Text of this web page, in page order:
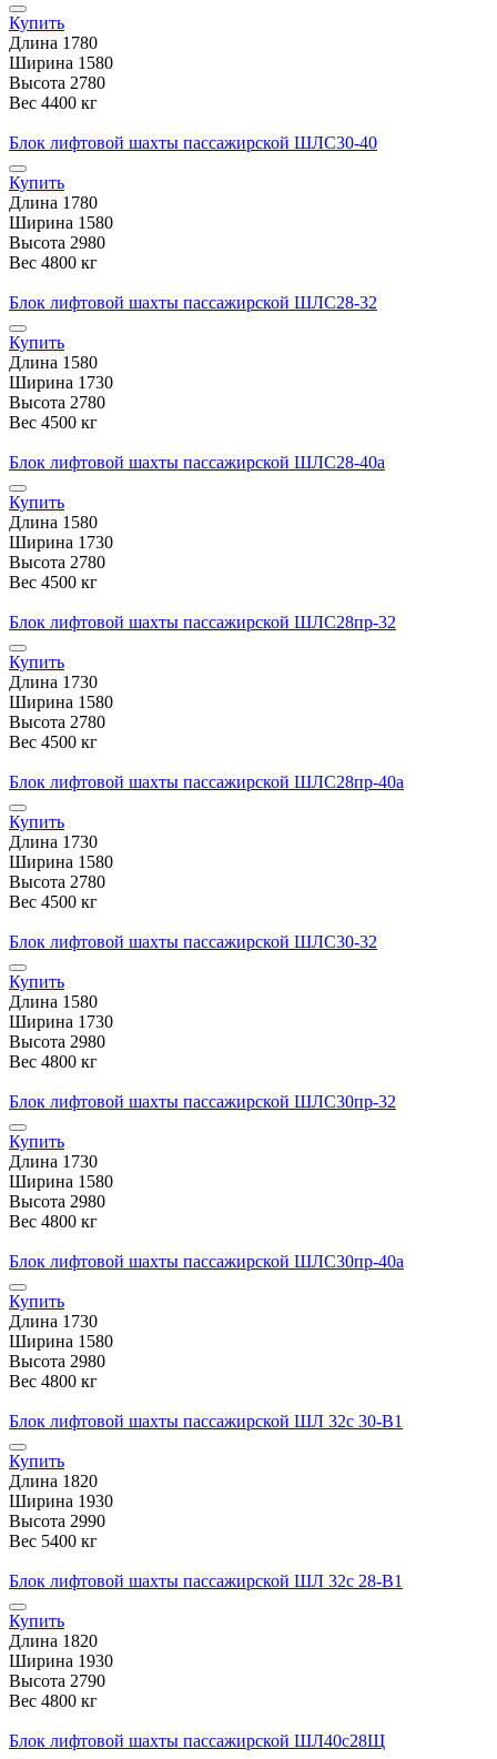
Купить
Длина 1780
Ширина 1580
Высота 2780
Вес 4400 кг
Блок лифтовой шахты пассажирской ШЛС30-40
Купить
Длина 1780
Ширина 1580
Высота 2980
Вес 4800 кг
Блок лифтовой шахты пассажирской ШЛС28-32
Купить
Длина 1580
Ширина 1730
Высота 2780
Вес 4500 кг
Блок лифтовой шахты пассажирской ШЛС28-40а
Купить
Длина 1580
Ширина 1730
Высота 2780
Вес 4500 кг
Блок лифтовой шахты пассажирской ШЛС28пр-32
Купить
Длина 1730
Ширина 1580
Высота 2780
Вес 4500 кг
Блок лифтовой шахты пассажирской ШЛС28пр-40а
Купить
Длина 1730
Ширина 1580
Высота 2780
Вес 4500 кг
Блок лифтовой шахты пассажирской ШЛС30-32
Купить
Длина 1580
Ширина 1730
Высота 2980
Вес 4800 кг
Блок лифтовой шахты пассажирской ШЛС30пр-32
Купить
Длина 1730
Ширина 1580
Высота 2980
Вес 4800 кг
Блок лифтовой шахты пассажирской ШЛС30пр-40а
Купить
Длина 1730
Ширина 1580
Высота 2980
Вес 4800 кг
Блок лифтовой шахты пассажирской ШЛ 32с 30-В1
Купить
Длина 1820
Ширина 1930
Высота 2990
Вес 5400 кг
Блок лифтовой шахты пассажирской ШЛ 32с 28-В1
Купить
Длина 1820
Ширина 1930
Высота 2790
Вес 4800 кг
Блок лифтовой шахты пассажирской ШЛ40с28Щ